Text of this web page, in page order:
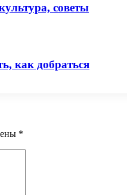
советы
как добраться
*